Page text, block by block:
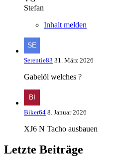
Stefan
Inhalt melden
Serentie83 31. März 2026
Gabelöl welches ?
Biker64 8. Januar 2026
XJ6 N Tacho ausbauen
Letzte Beiträge